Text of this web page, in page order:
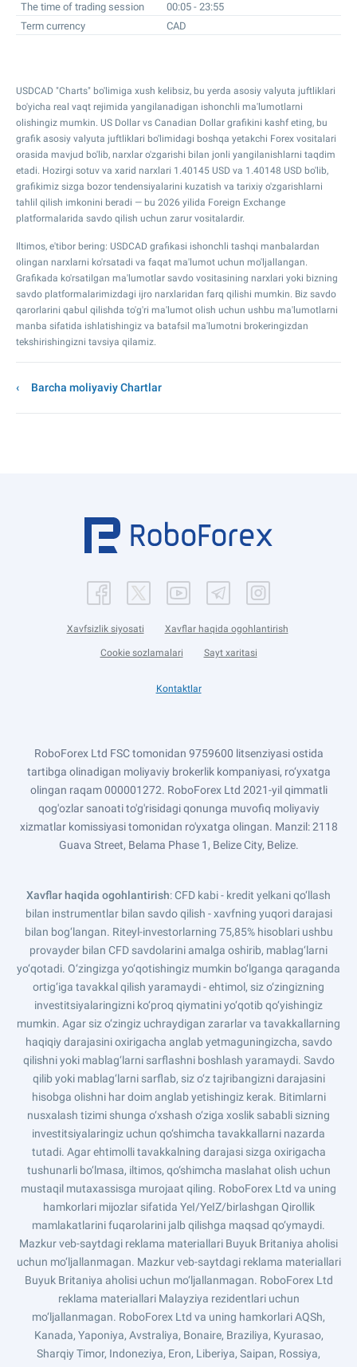
The time of trading session
00:05 - 23:55
Term currency
CAD
USDCAD "Charts" bo'limiga xush kelibsiz, bu yerda asosiy valyuta juftliklari
bo'yicha real vaqt rejimida yangilanadigan ishonchli ma'lumotlarni
olishingiz mumkin. US Dollar vs Canadian Dollar grafikini kashf eting, bu
grafik asosiy valyuta juftliklari bo'limidagi boshqa yetakchi Forex vositalari
orasida mavjud bo'lib, narxlar o'zgarishi bilan jonli yangilanishlarni taqdim
etadi. Hozirgi sotuv va xarid narxlari 1.40145 USD va 1.40148 USD bo'lib,
grafikimiz sizga bozor tendensiyalarini kuzatish va tarixiy o'zgarishlarni
tahlil qilish imkonini beradi — bu 2026 yilida Foreign Exchange
platformalarida savdo qilish uchun zarur vositalardir.
Iltimos, e'tibor bering: USDCAD grafikasi ishonchli tashqi manbalardan
olingan narxlarni ko'rsatadi va faqat ma'lumot uchun mo'ljallangan.
Grafikada ko'rsatilgan ma'lumotlar savdo vositasining narxlari yoki bizning
savdo platformalarimizdagi ijro narxlaridan farq qilishi mumkin. Biz savdo
qarorlarini qabul qilishda to'g'ri ma'lumot olish uchun ushbu ma'lumotlarni
manba sifatida ishlatishingiz va batafsil ma'lumotni brokeringizdan
tekshirishingizni tavsiya qilamiz.
Barcha moliyaviy Chartlar
Xavfsizlik siyosati Xavflar haqida ogohlantirish
Cookie sozlamalari Sayt xaritasi
Kontaktlar
RoboForex Ltd FSC tomonidan 9759600 litsenziyasi ostida
tartibga olinadigan moliyaviy brokerlik kompaniyasi, ro‘yxatga
olingan raqam 000001272. RoboForex Ltd 2021-yil qimmatli
qog'ozlar sanoati to'g'risidagi qonunga muvofiq moliyaviy
xizmatlar komissiyasi tomonidan ro'yxatga olingan. Manzil: 2118
Guava Street, Belama Phase 1, Belize City, Belize.
Xavflar haqida ogohlantirish: CFD kabi - kredit yelkani qo‘llash
bilan instrumentlar bilan savdo qilish - xavfning yuqori darajasi
bilan bog‘langan. Riteyl-investorlarning 75,85% hisoblari ushbu
provayder bilan CFD savdolarini amalga oshirib, mablag‘larni
yo‘qotadi. O‘zingizga yo‘qotishingiz mumkin bo‘lganga qaraganda
ortig‘iga tavakkal qilish yaramaydi - ehtimol, siz o‘zingizning
investitsiyalaringizni ko‘proq qiymatini yo‘qotib qo‘yishingiz
mumkin. Agar siz o‘zingiz uchraydigan zararlar va tavakkallarning
haqiqiy darajasini oxirigacha anglab yetmaguningizcha, savdo
qilishni yoki mablag‘larni sarflashni boshlash yaramaydi. Savdo
qilib yoki mablag‘larni sarflab, siz o‘z tajribangizni darajasini
hisobga olishni har doim anglab yetishingiz kerak. Bitimlarni
nusxalash tizimi shunga o‘xshash o‘ziga xoslik sababli sizning
investitsiyalaringiz uchun qo‘shimcha tavakkallarni nazarda
tutadi. Agar ehtimolli tavakkalning darajasi sizga oxirigacha
tushunarli bo‘lmasa, iltimos, qo‘shimcha maslahat olish uchun
mustaqil mutaxassisga murojaat qiling. RoboForex Ltd va uning
hamkorlari mijozlar sifatida YeI/YeIZ/birlashgan Qirollik
mamlakatlarini fuqarolarini jalb qilishga maqsad qo‘ymaydi.
Mazkur veb-saytdagi reklama materiallari Buyuk Britaniya aholisi
uchun mo‘ljallanmagan. Mazkur veb-saytdagi reklama materiallari
Buyuk Britaniya aholisi uchun mo‘ljallanmagan. RoboForex Ltd
reklama materiallari Malayziya rezidentlari uchun
mo‘ljallanmagan. RoboForex Ltd va uning hamkorlari AQSh,
Kanada, Yaponiya, Avstraliya, Bonaire, Braziliya, Kyurasao,
Sharqiy Timor, Indoneziya, Eron, Liberiya, Saipan, Rossiya,